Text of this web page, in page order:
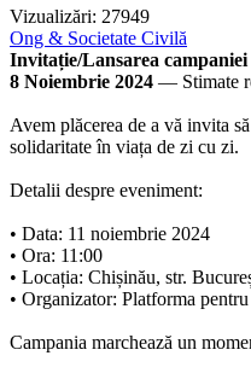
Vizualizări: 27949
Ong & Societate Civilă
Invitație/Lansarea
8 Noiembrie 2024 — Stimate
Avem plăcerea de a vă invita
solidaritate în viața de zi cu zi.
Detalii despre eveniment:
• Data: 11 noiembrie 2024
• Ora: 11:00
• Locația: Chișinău, str.
• Organizator: Platforma
Campania marchează un